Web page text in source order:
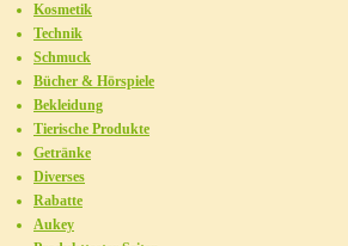
Kosmetik
Technik
Schmuck
Bücher & Hörspiele
Bekleidung
Tierische Produkte
Getränke
Diverses
Rabatte
Aukey